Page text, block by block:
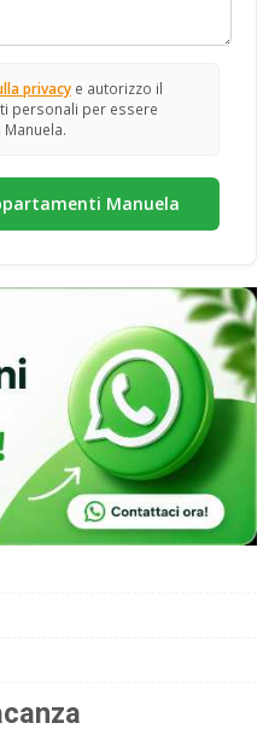
privacy e autorizzo il
personali per essere